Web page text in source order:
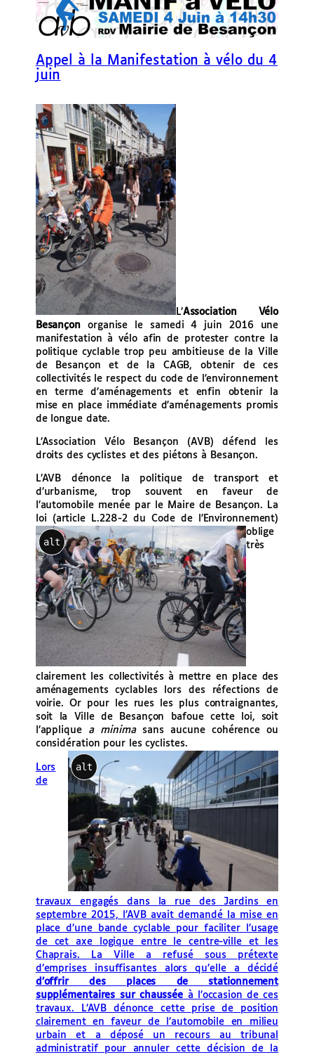
Appel à la Manifestation à vélo du 4
juin
L’Association Vélo
Besançon organise le samedi 4 juin 2016 une
manifestation à vélo afin de protester contre la
politique cyclable trop peu ambitieuse de la Ville
de Besançon et de la CAGB, obtenir de ces
collectivités le respect du code de l’environnement
en terme d’aménagements et enfin obtenir la
mise en place immédiate d’aménagements promis
de longue date.
L’Association Vélo Besançon (AVB) défend les
droits des cyclistes et des piétons à Besançon.
L’AVB dénonce la politique de transport et
d’urbanisme, trop souvent en faveur de
l’automobile menée par le Maire de Besançon. La
loi (article L.228-2 du Code de l’Environnement)
alt
oblige
très
clairement les collectivités à mettre en place des
aménagements cyclables lors des réfections de
voirie. Or pour les rues les plus contraignantes,
soit la Ville de Besançon bafoue cette loi, soit
l’applique a minimasans aucune cohérence ou
considération pour les cyclistes.
alt
Lors
de
travaux engagés dans la rue des Jardins en
septembre 2015, l’AVB avait demandé la mise en
place d’une bande cyclable pour faciliter l’usage
de cet axe logique entre le centre-ville et les
Chaprais. La Ville a refusé sous prétexte
d’emprises insuffisantes alors qu’elle a décidé
d’offrir des places de stationnement
supplémentaires sur chaussée à l’occasion de ces
travaux. L’AVB dénonce cette prise de position
clairement en faveur de l’automobile en milieu
urbain et a déposé un recours au tribunal
administratif pour annuler cette décision de la